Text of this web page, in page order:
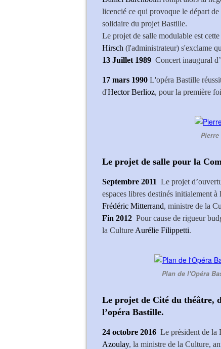
licencié ce qui provoque le départ de
solidaire du projet Bastille.
Le projet de salle modulable est
Hirsch (l'administrateur) s'exclame
13 Juillet 1989 Concert inaugural
17 mars 1990 L'opéra Bastille
d'Hector Berlioz, pour la première
Le projet de salle pour la
Septembre 2011 Le projet
espaces libres destinés initialement
Frédéric Mitterrand, ministre de la
Fin 2012 Pour cause de rigueur
la Culture Aurélie Filippetti.
Plan de l'Opéra
Le projet de Cité du théâtre,
l’opéra Bastille.
24 octobre 2016 Le président de la
Azoulay, la ministre de la Culture,